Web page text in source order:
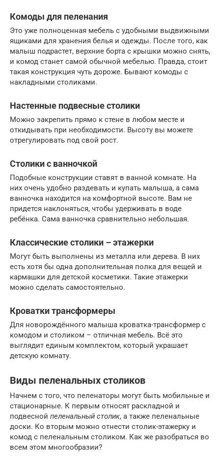
Комоды для пеленания
Это уже полноценная мебель с удобными выдвижными
ящиками для хранения белья и одежды. После того, как
малыш подрастет, верхние борта с крышки можно снять,
и комод станет самой обычной мебелью. Правда, стоит
такая конструкция чуть дороже. Бывают комоды с
накладными столиками.
Настенные подвесные столики
Можно закрепить прямо к стене в любом месте и
откидывать при необходимости. Высоту вы можете
отрегулировать под свой рост.
Столики с ванночкой
Подобные конструкции ставят в ванной комнате. На
них очень удобно раздевать и купать малыша, а сама
ванночка находится на комфортной высоте. Вам не
придется наклоняться, чтобы удерживать в воде
ребёнка. Сама ванночка сравнительно небольшая.
Классические столики – этажерки
Могут быть выполнены из металла или дерева. В них
есть хотя бы одна дополнительная полка для вещей и
кармашки для детской косметики. Такие этажерки
можно сделать самостоятельно.
Кроватки трансформеры
Для новорождённого малыша кроватка-трансформер с
комодом и столиком – отличная мебель. Всё это
выглядит единым комплектом, который украшает
детскую комнату.
Виды пеленальных столиков
Начнем с того, что пеленаторы могут быть мобильные и
стационарные. К первым относят раскладной и
подвесной пеленальный столик, а также пеленальные
доски. Ко вторым можно отнести столик-этажерку и
комод с пеленальным столиком. Как же разобраться во
всем этом многообразии?